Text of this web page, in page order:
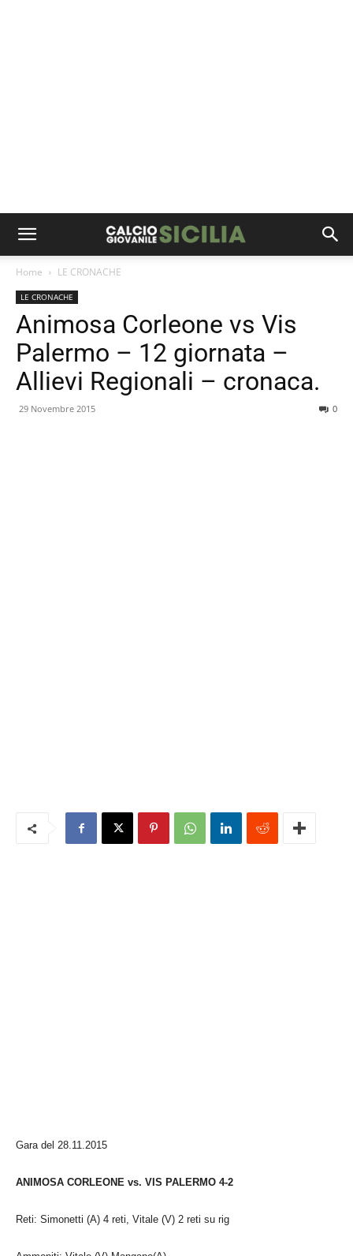
Home LE CRONACHE
LE CRONACHE
Animosa Corleone vs Vis
Palermo – 12 giornata –
Allievi Regionali – cronaca.
29 Novembre 2015 0
Gara del 28.11.2015
ANIMOSA CORLEONE vs. VIS PALERMO 4-2
Reti: Simonetti (A) 4 reti, Vitale (V) 2 reti su rig